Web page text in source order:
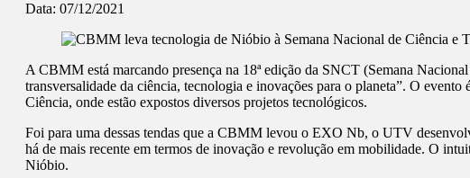
Data: 07/12/2021
A CBMM está marcando presença na 18ª edição da SNCT (Semana
transversalidade da ciência, tecnologia e inovações para o planeta”. O
Ciência, onde estão expostos diversos projetos tecnológicos.
Foi para uma dessas tendas que a CBMM levou o EXO Nb, o UTV
há de mais recente em termos de inovação e revolução em mobilidade. O
Nióbio.